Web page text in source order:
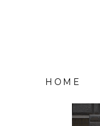
HOME